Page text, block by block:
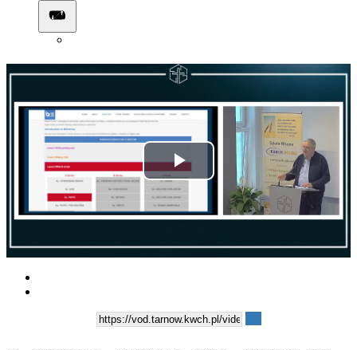
Play
Video